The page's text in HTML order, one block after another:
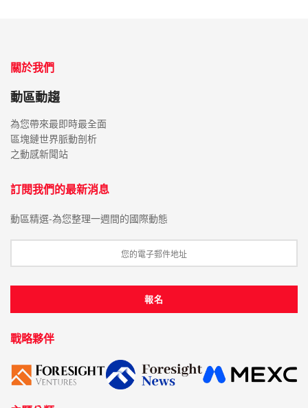
關於我們
動區動趨
為您帶來最即時最全面
區塊鏈世界脈動剖析
之動感新聞站
訂閱我們的最新消息
動區精選-為您整理一週間的國際動態
戰略夥伴